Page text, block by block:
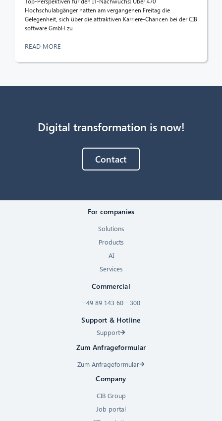
Hochschulabgänger hatten am vergangenen Freitag die
Gelegenheit, sich über die attraktiven Karriere-Chancen bei der CIB
software GmbH zu
READ MORE
Digital transformation is now!
Contact
For companies
Solutions
Products
AI
Services
Commercial
+49 89 143 60 - 300
Support & Hotline
Support
Zum Anfrageformular
Zum Anfrageformular
Company
CIB Group
Job portal